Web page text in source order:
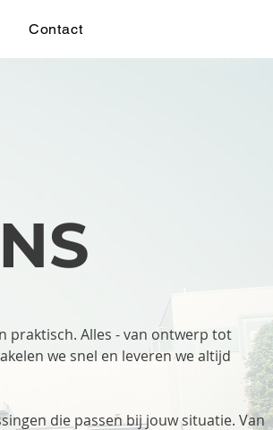
Contact
praktisch. Alles - van ontwerp tot
we snel en leveren we altijd
die passen bij jouw situatie. Van